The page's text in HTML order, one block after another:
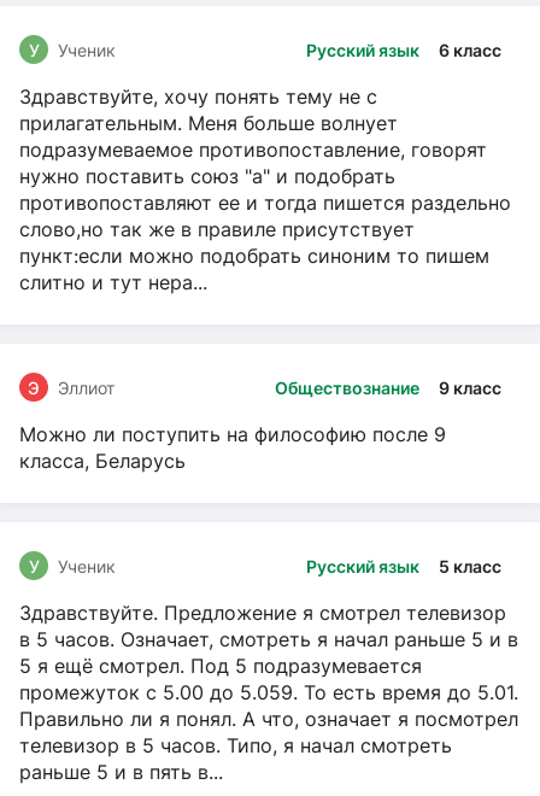
Русский язык 6 класс
У Ученик
Здравствуйте, хочу понять тему не с
прилагательным. Меня больше волнует
подразумеваемое противопоставление, говорят
нужно поставить союз "а" и подобрать
противопоставляют ее и тогда пишется раздельно
слово,но так же в правиле присутствует
пункт:если можно подобрать синоним то пишем
слитно и тут нера...
Обществознание 9 класс
Э Эллиот
Можно ли поступить на философию после 9
класса, Беларусь
Русский язык 5 класс
У Ученик
Здравствуйте. Предложение я смотрел телевизор
в 5 часов. Означает, смотреть я начал раньше 5 и в
5 я ещё смотрел. Под 5 подразумевается
промежуток с 5.00 до 5.059. То есть время до 5.01.
Правильно ли я понял. А что, означает я посмотрел
телевизор в 5 часов. Типо, я начал смотреть
раньше 5 и в пять в...